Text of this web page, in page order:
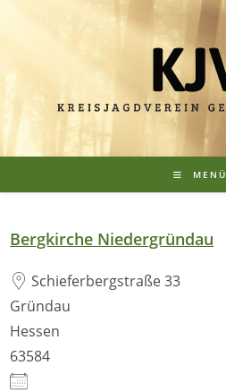
MENÜ
Bergkirche Niedergründau
Schieferbergstraße 33
Gründau
Hessen
63584